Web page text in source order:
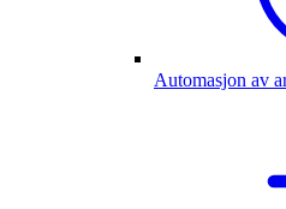
Automasjon av